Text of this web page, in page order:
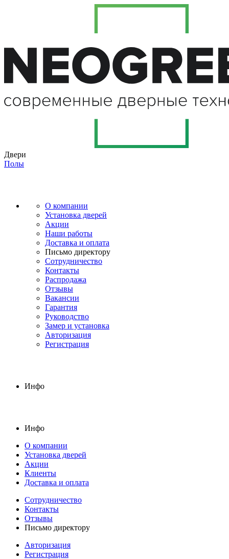
Двери
Полы
О компании
Установка дверей
Акции
Наши работы
Доставка и оплата
Письмо директору
Сотрудничество
Контакты
Распродажа
Отзывы
Вакансии
Гарантия
Руководство
Замер и установка
Авторизация
Регистрация
Инфо
Инфо
О компании
Установка дверей
Акции
Клиенты
Доставка и оплата
Сотрудничество
Контакты
Отзывы
Письмо директору
Авторизация
Регистрация